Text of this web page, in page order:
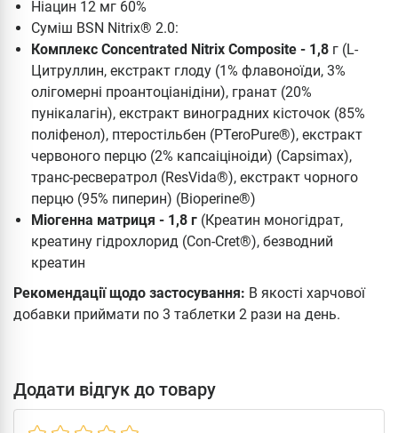
Ніацин 12 мг 60%
Суміш BSN Nitrix® 2.0:
Комплекс Concentrated Nitrix Composite - 1,8 г (L-
Цитруллин, екстракт глоду (1% флавоноїди, 3%
олігомерні проантоціанідіни), гранат (20%
пунікалагін), екстракт виноградних кісточок (85%
поліфенол), птеростільбен (PTeroPure®), екстракт
червоного перцю (2% капсаіціноіди) (Capsimax),
транс-ресвератрол (ResVida®), екстракт чорного
перцю (95% пиперин) (Bioperine®)
Міогенна матриця - 1,8 г (Креатин моногідрат,
креатину гідрохлорид (Con-Cret®), безводний
креатин
Рекомендації щодо застосування: В якості харчової
добавки приймати по 3 таблетки 2 рази на день.
Додати відгук до товару